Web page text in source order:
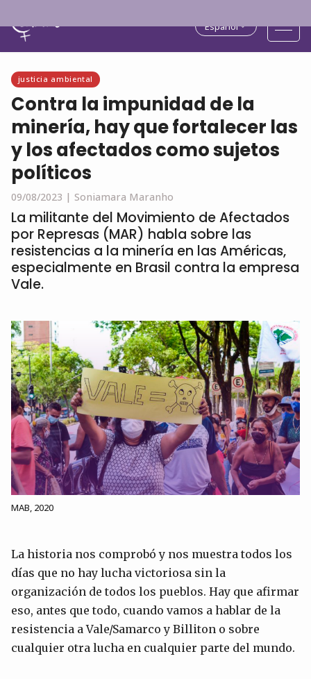
Español
justicia ambiental
Contra la impunidad de la
minería, hay que fortalecer las
y los afectados como sujetos
políticos
09/08/2023 | Soniamara Maranho
La militante del Movimiento de Afectados
por Represas (MAR) habla sobre las
resistencias a la minería en las Américas,
especialmente en Brasil contra la empresa
Vale.
MAB, 2020
La historia nos comprobó y nos muestra todos los
días que no hay lucha victoriosa sin la
organización de todos los pueblos. Hay que afirmar
eso, antes que todo, cuando vamos a hablar de la
resistencia a Vale/Samarco y Billiton o sobre
cualquier otra lucha en cualquier parte del mundo.